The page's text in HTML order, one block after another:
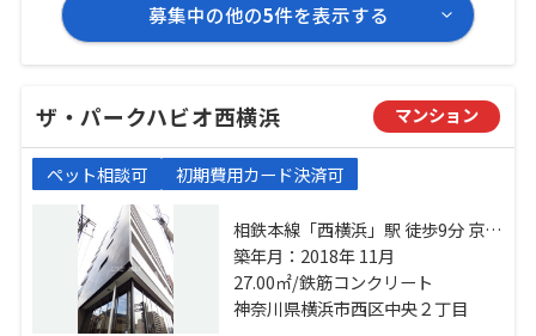
募集中の他の5件を表示する
ザ・パークハビオ西横浜 マンション
ペット相談可 初期費用カード決済可
相鉄本線「西横浜」駅 徒歩9分 京急
本線「戸部」駅 徒歩11分 ブルーラ
イン「高島町」駅 徒歩17分
築年月：2018年 11月
27.00㎡/鉄筋コンクリート
神奈川県横浜市西区中央２丁目